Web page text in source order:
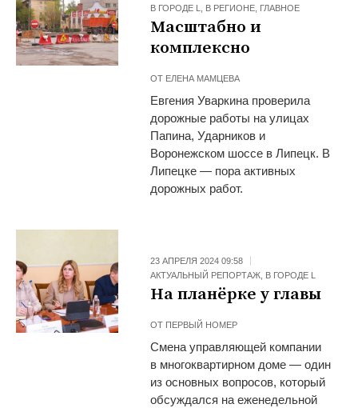
В ГОРОДЕ L, В РЕГИОНЕ, ГЛАВНОЕ
Масштабно и
комплексно
ОТ ЕЛЕНА МАМЦЕВА
Евгения Уваркина проверила
дорожные работы на улицах
Папина, Ударников и
Воронежском шоссе в Липецк. В
Липецке — пора активных
дорожных работ.
23 АПРЕЛЯ 2024 09:58
АКТУАЛЬНЫЙ РЕПОРТАЖ, В ГОРОДЕ L
На планёрке у главы
ОТ ПЕРВЫЙ НОМЕР
Смена управляющей компании
в многоквартирном доме — один
из основных вопросов, который
обсуждался на еженедельной